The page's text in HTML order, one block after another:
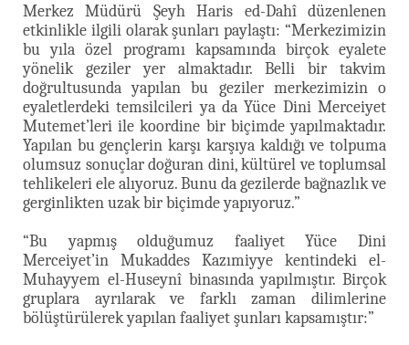
Merkez Müdürü Şeyh Haris ed-Dahî düzenlenen
etkinlikle ilgili olarak şunları paylaştı: “Merkezimizin
bu yıla özel programı kapsamında birçok eyalete
yönelik geziler yer almaktadır. Belli bir takvim
doğrultusunda yapılan bu geziler merkezimizin o
eyaletlerdeki temsilcileri ya da Yüce Dini Merceiyet
Mutemet’leri ile koordine bir biçimde yapılmaktadır.
Yapılan bu gençlerin karşı karşıya kaldığı ve tolpuma
olumsuz sonuçlar doğuran dini, kültürel ve toplumsal
tehlikeleri ele alıyoruz. Bunu da gezilerde bağnazlık ve
gerginlikten uzak bir biçimde yapıyoruz.”
“Bu yapmış olduğumuz faaliyet Yüce Dini
Merceiyet’in Mukaddes Kazımiyye kentindeki el-
Muhayyem el-Huseynî binasında yapılmıştır. Birçok
gruplara ayrılarak ve farklı zaman dilimlerine
bölüştürülerek yapılan faaliyet şunları kapsamıştır:”